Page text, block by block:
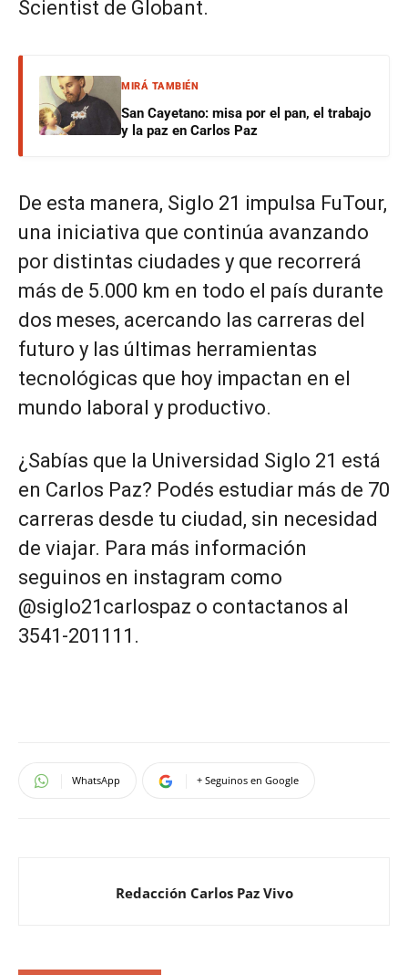
Scientist de Globant.
MIRÁ TAMBIÉN
San Cayetano: misa por el pan, el trabajo
y la paz en Carlos Paz
De esta manera, Siglo 21 impulsa FuTour,
una iniciativa que continúa avanzando
por distintas ciudades y que recorrerá
más de 5.000 km en todo el país durante
dos meses, acercando las carreras del
futuro y las últimas herramientas
tecnológicas que hoy impactan en el
mundo laboral y productivo.
¿Sabías que la Universidad Siglo 21 está
en Carlos Paz? Podés estudiar más de 70
carreras desde tu ciudad, sin necesidad
de viajar. Para más información
seguinos en instagram como
@siglo21carlospaz o contactanos al
3541-201111.
WhatsApp + Seguinos en Google
Redacción Carlos Paz Vivo